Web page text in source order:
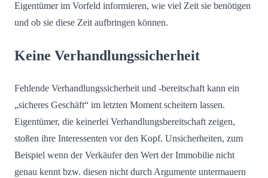
Eigentümer im Vorfeld informieren, wie viel Zeit sie benötigen
und ob sie diese Zeit aufbringen können.
Keine Verhandlungssicherheit
Fehlende Verhandlungssicherheit und -bereitschaft kann ein
„sicheres Geschäft“ im letzten Moment scheitern lassen.
Eigentümer, die keinerlei Verhandlungsbereitschaft zeigen,
stoßen ihre Interessenten vor den Kopf. Unsicherheiten, zum
Beispiel wenn der Verkäufer den Wert der Immobilie nicht
genau kennt bzw. diesen nicht durch Argumente untermauern